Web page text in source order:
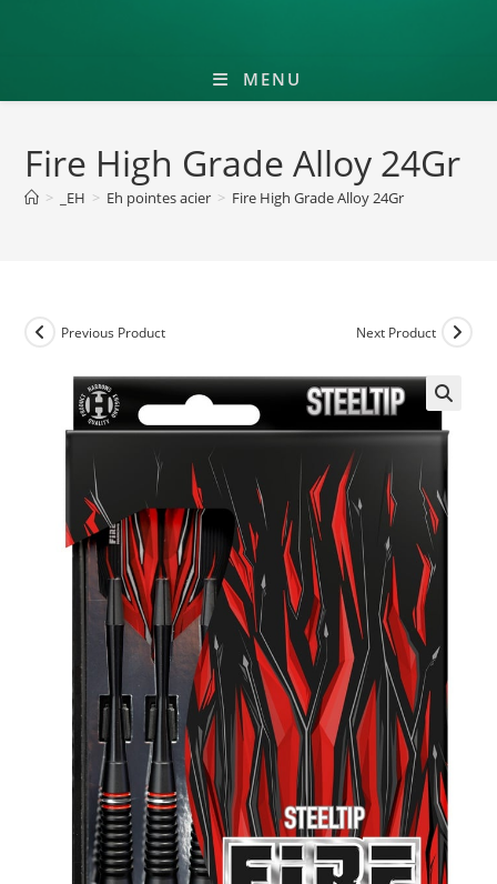
MENU
Fire High Grade Alloy 24Gr
> _EH > Eh pointes acier > Fire High Grade Alloy 24Gr
Previous Product Next Product